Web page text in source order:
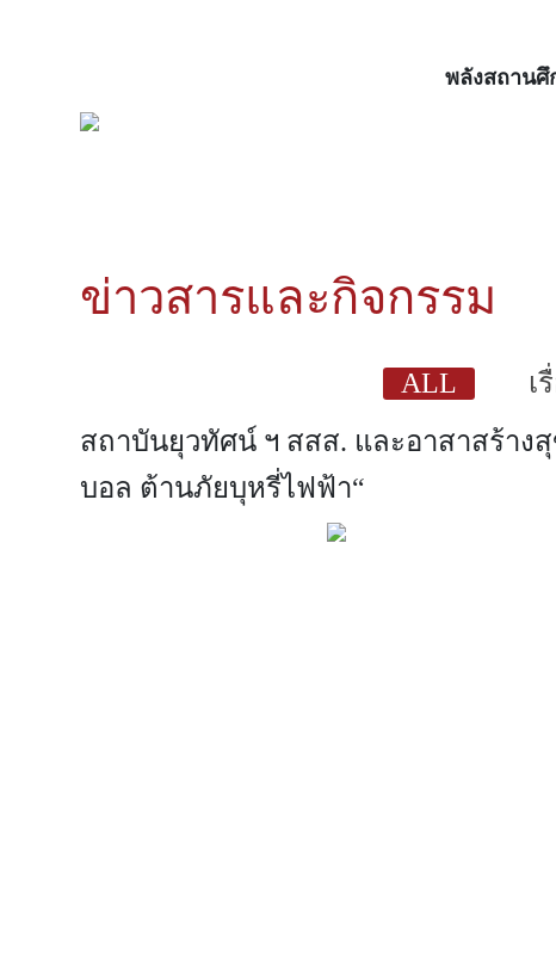
พลังสถานศึ
ข่าวสารและกิจกรรม
ALL เ
สถาบันยุวทัศน์ ฯ สสส. และอาสาสร้าง
บอล ต้านภัยบุหรี่ไฟฟ้า“